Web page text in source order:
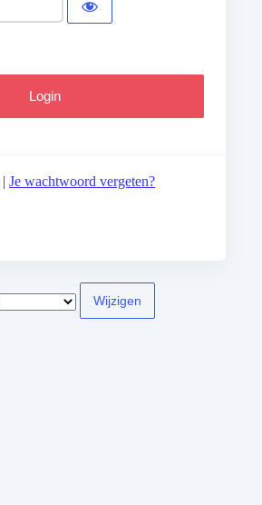
| Je wachtwoord vergeten?